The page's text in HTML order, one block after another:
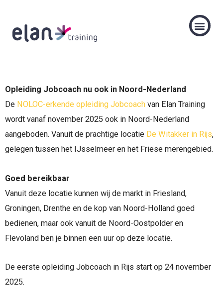
Opleiding Jobcoach nu ook in Noord-Nederland
De NOLOC-erkende opleiding Jobcoach van Elan Training
wordt vanaf november 2025 ook in Noord-Nederland
aangeboden. Vanuit de prachtige locatie De Witakker in Rijs,
gelegen tussen het IJsselmeer en het Friese merengebied.
Goed bereikbaar
Vanuit deze locatie kunnen wij de markt in Friesland,
Groningen, Drenthe en de kop van Noord-Holland goed
bedienen, maar ook vanuit de Noord-Oostpolder en
Flevoland ben je binnen een uur op deze locatie.
De eerste opleiding Jobcoach in Rijs start op 24 november
2025.